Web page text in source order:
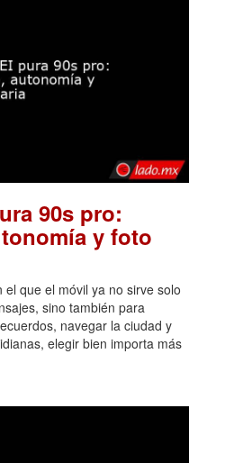
90s pro:
y foto
el que el móvil ya no sirve solo
sino también para
navegar la ciudad y
elegir bien importa más